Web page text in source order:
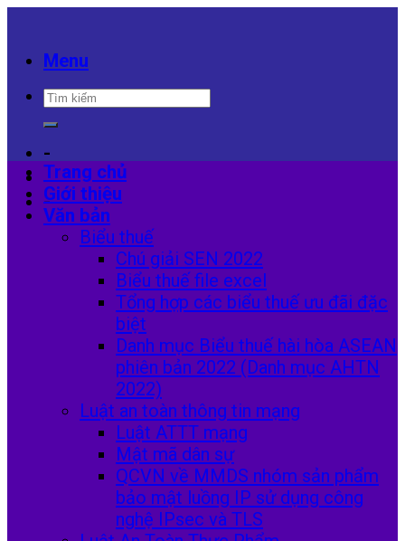
contentMenu
-
-
Trang chủ
Giới thiệu
Văn bản
Biểu thuế
Chú giải SEN 2022
Biểu thuế file excel
Tổng hợp các biểu thuế ưu đãi đặc
biệt
Danh mục Biểu thuế hài hòa ASEAN
phiên bản 2022 (Danh mục AHTN
2022)
Luật an toàn thông tin mạng
Luật ATTT mạng
Mật mã dân sự
QCVN về MMDS nhóm sản phẩm
bảo mật luồng IP sử dụng công
nghệ IPsec và TLS